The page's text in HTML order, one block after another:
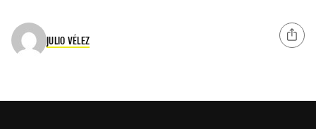
JULIO VÉLEZ